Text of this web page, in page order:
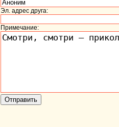
Эл. адрес друга:
Примечание: